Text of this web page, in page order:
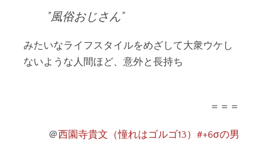
風俗おじさん
みたいなライフスタイルをめざして大衆ウケし
ないような人間ほど、意外と長持ち
＝＝＝
＠西園寺貴文（憧れはゴルゴ13）#+6σの男